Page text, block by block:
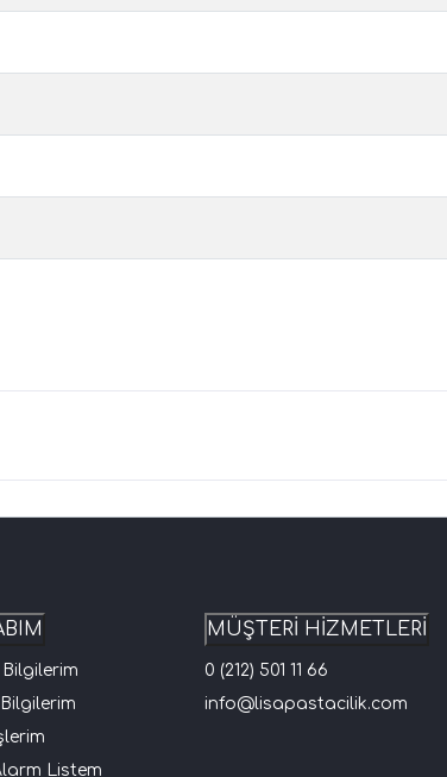
Listem
MÜŞTERİ HİZMETLERİ
0 (212) 501 11 66
info@lisapastacilik.com